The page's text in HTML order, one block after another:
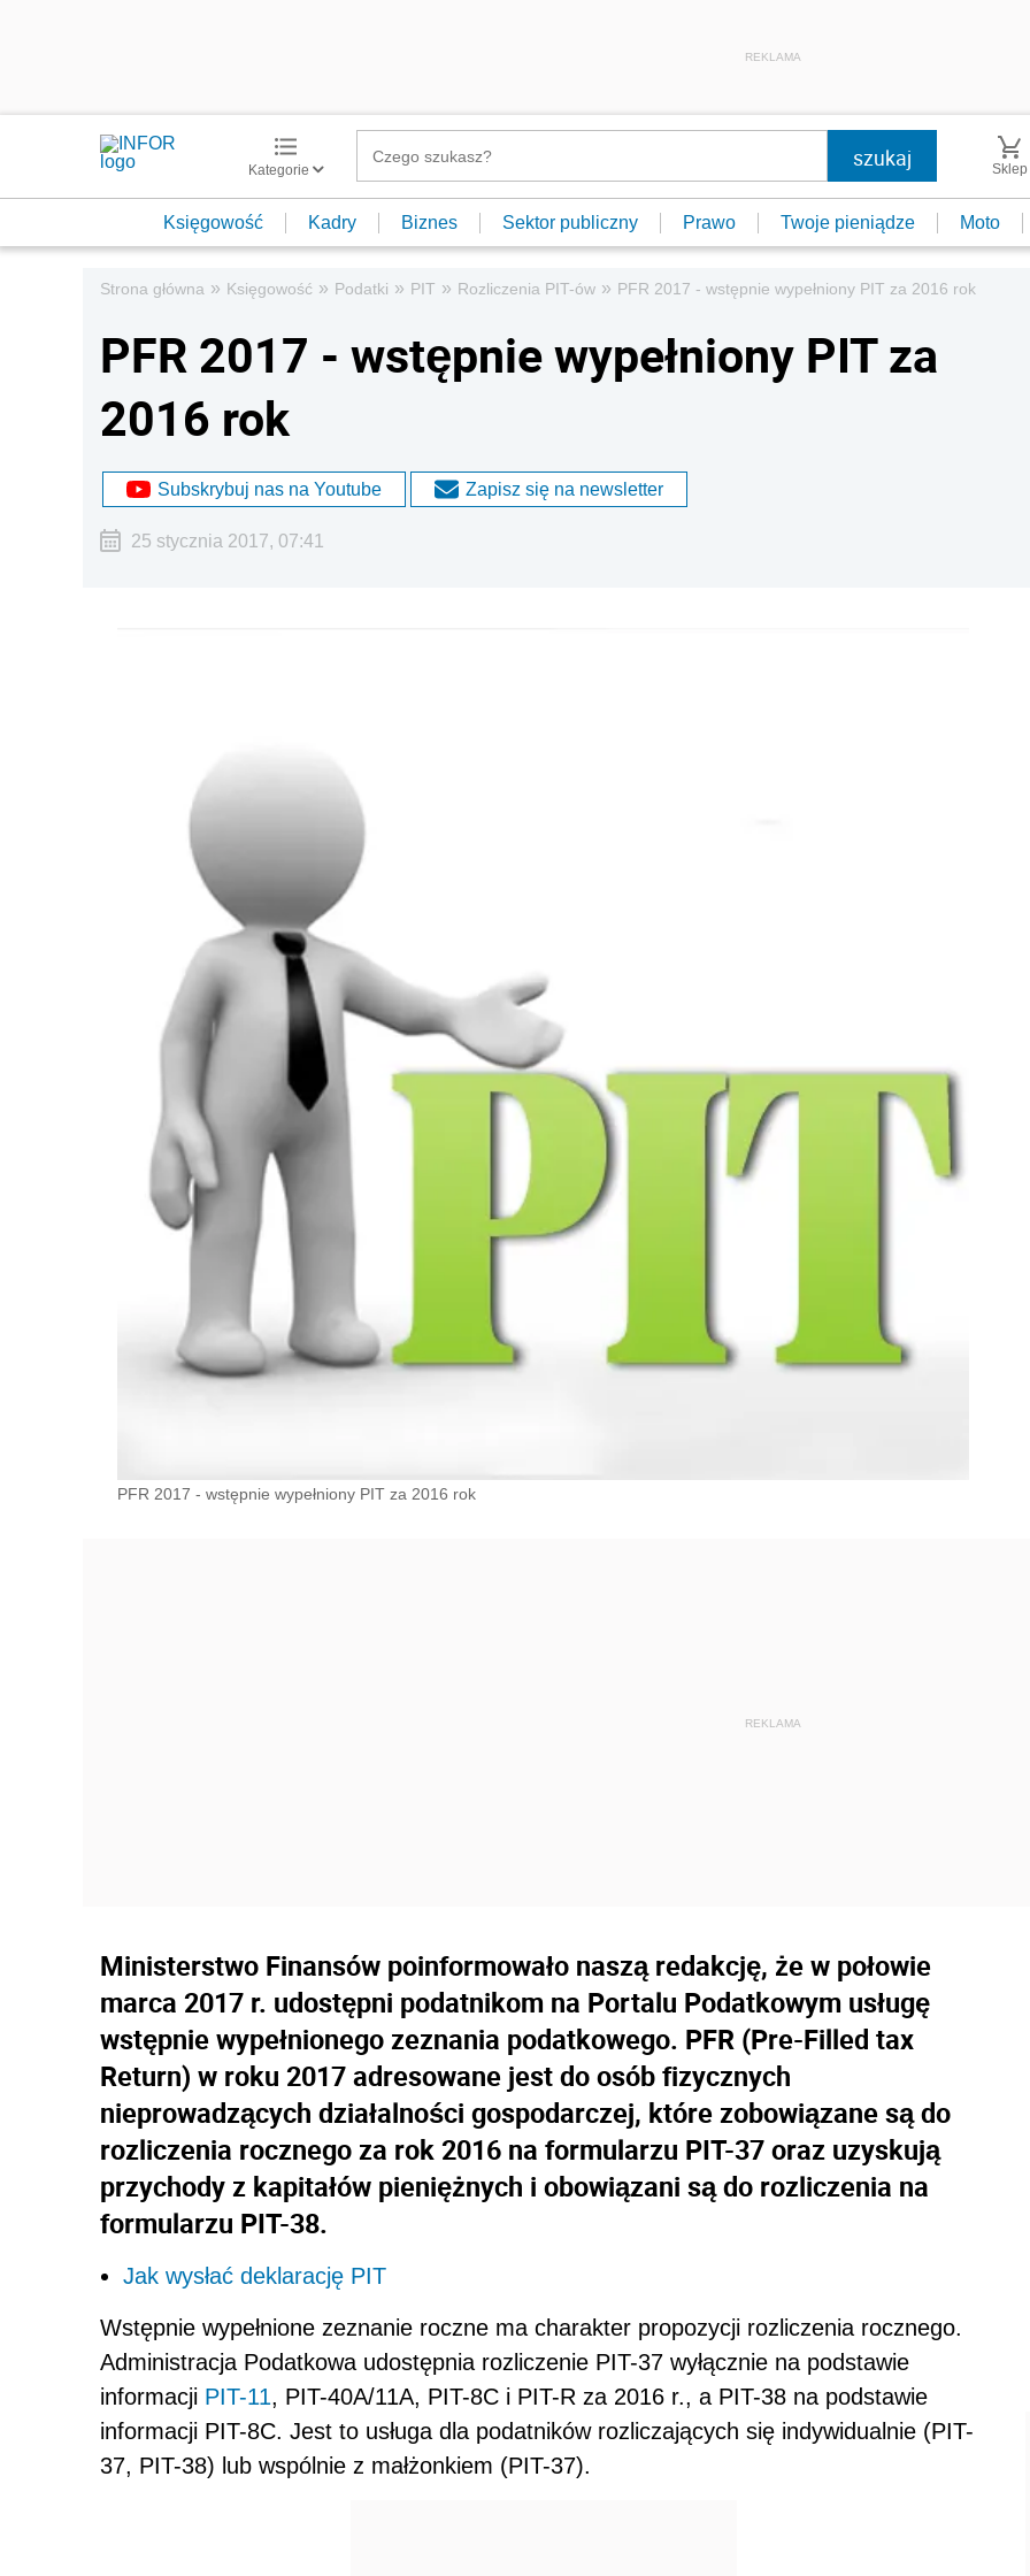
REKLAMA
Kategorie Sklep
Księgowość Kadry Biznes Sektor publiczny Prawo Twoje pieniądze Moto
Strona główna » Księgowość » Podatki » PIT » Rozliczenia PIT-ów » PFR 2017 - wstępnie wypełniony PIT za 2016 rok
PFR 2017 - wstępnie wypełniony PIT za
2016 rok
Subskrybuj nas na Youtube Zapisz się na newsletter
25 stycznia 2017, 07:41
PFR 2017 - wstępnie wypełniony PIT za 2016 rok
Ministerstwo Finansów poinformowało naszą redakcję, że w połowie
marca 2017 r. udostępni podatnikom na Portalu Podatkowym usługę
wstępnie wypełnionego zeznania podatkowego. PFR (Pre-Filled tax
Return) w roku 2017 adresowane jest do osób fizycznych
nieprowadzących działalności gospodarczej, które zobowiązane są do
rozliczenia rocznego za rok 2016 na formularzu PIT-37 oraz uzyskują
przychody z kapitałów pieniężnych i obowiązani są do rozliczenia na
formularzu PIT-38.
Jak wysłać deklarację PIT
Wstępnie wypełnione zeznanie roczne ma charakter propozycji rozliczenia rocznego.
Administracja Podatkowa udostępnia rozliczenie PIT-37 wyłącznie na podstawie
informacji PIT-11, PIT-40A/11A, PIT-8C i PIT-R za 2016 r., a PIT-38 na podstawie
informacji PIT-8C. Jest to usługa dla podatników rozliczających się indywidualnie (PIT-
37, PIT-38) lub wspólnie z małżonkiem (PIT-37).